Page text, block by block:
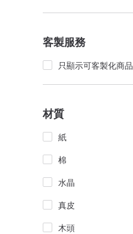
客製服務
只顯示可客製化商品
材質
紙
棉
水晶
真皮
木頭